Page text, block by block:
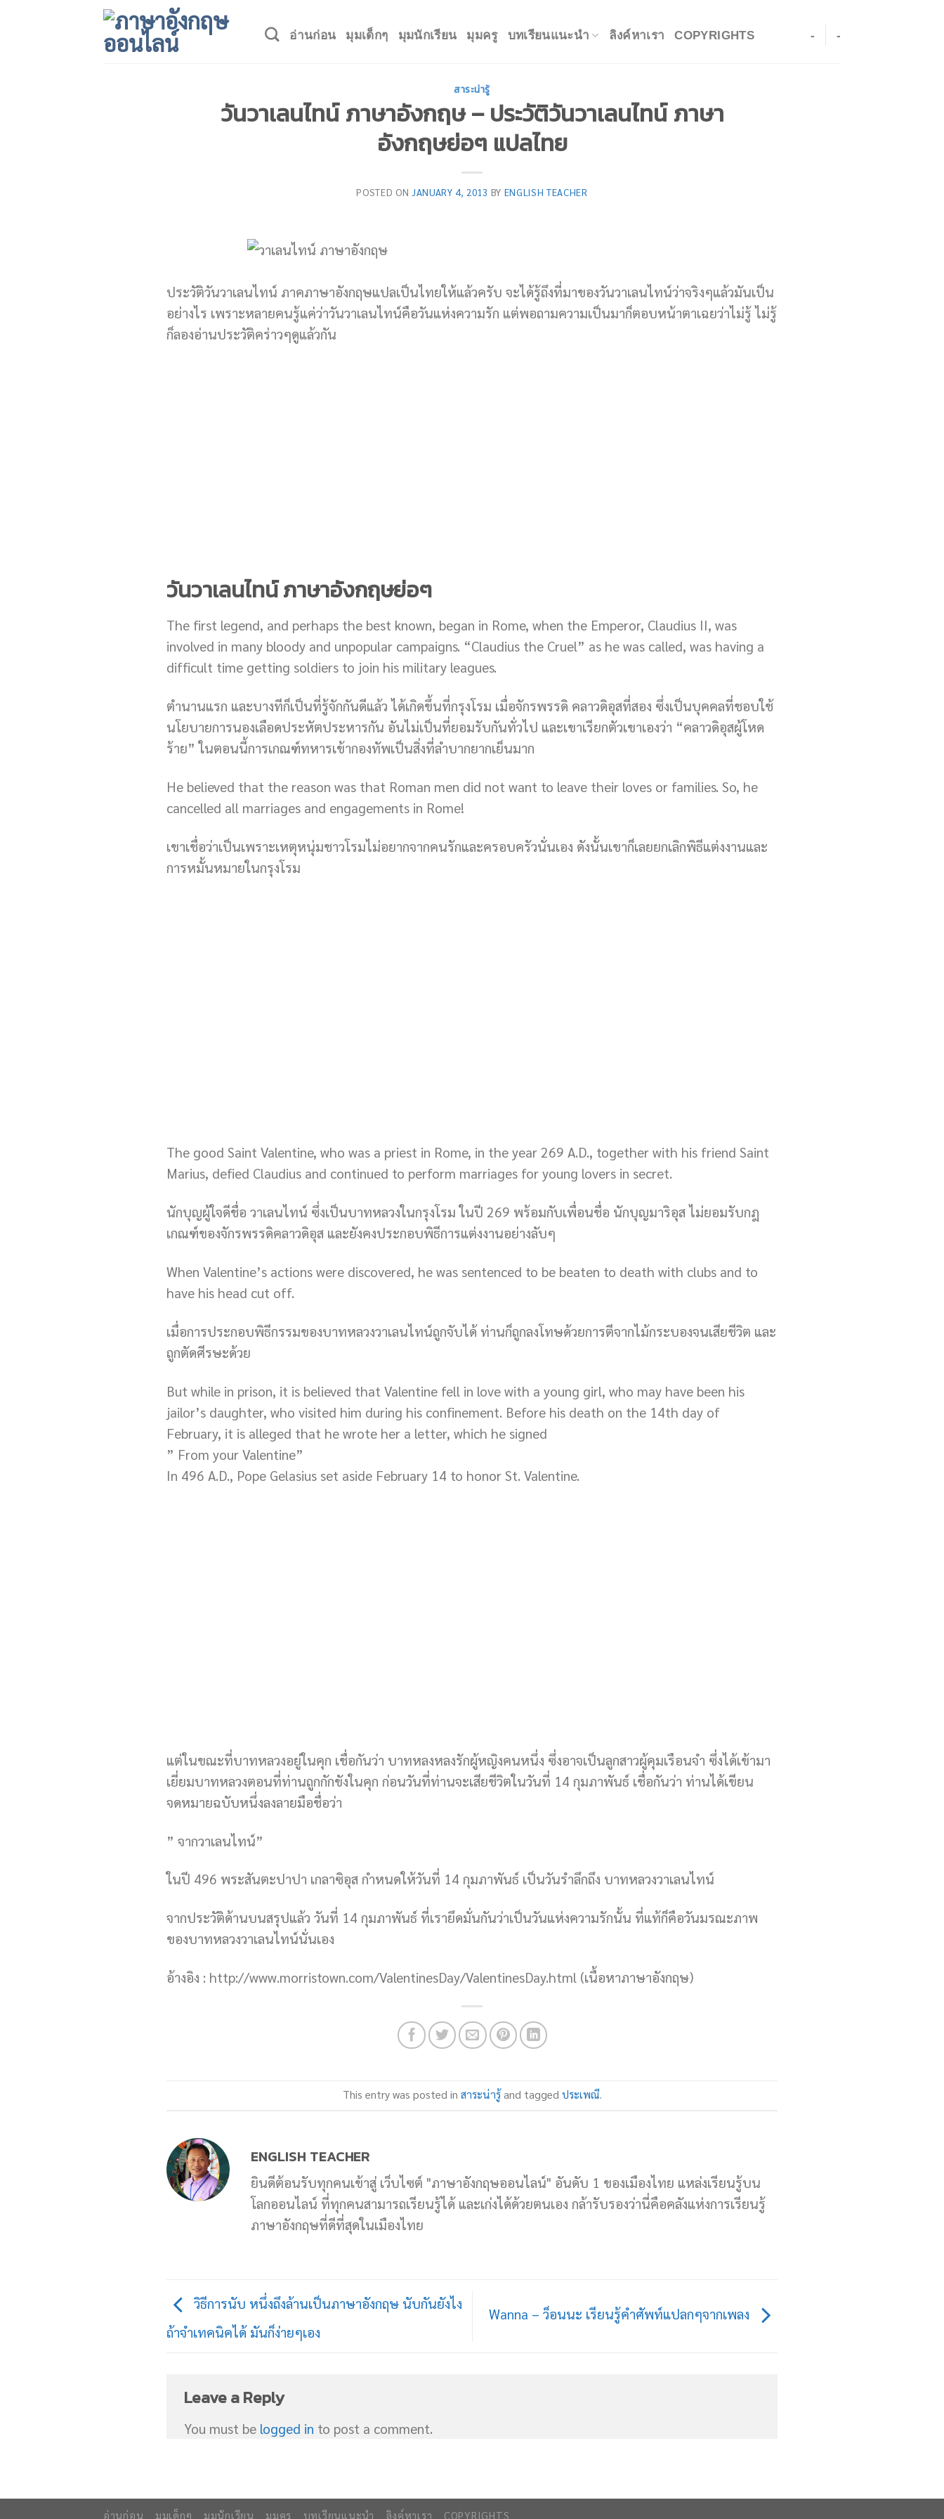
อ่านก่อน มุมเด็กๆ มุมนักเรียน มุมครู บทเรียนแนะนำ ลิงค์หาเรา COPYRIGHTS - -
สาระน่ารู้
วันวาเลนไทน์ ภาษาอังกฤษ – ประวัติวันวาเลนไทน์ ภาษา
อังกฤษย่อๆ แปลไทย
POSTED ON JANUARY 4, 2013 BY ENGLISH TEACHER
ประวัติวันวาเลนไทน์ ภาคภาษาอังกฤษแปลเป็นไทยให้แล้วครับ จะได้รู้ถึงที่มาของวันวาเลนไทน์ว่าจริงๆแล้วมันเป็น
อย่างไร เพราะหลายคนรู้แค่ว่าวันวาเลนไทน์คือวันแห่งความรัก แต่พอถามความเป็นมาก็ตอบหน้าตาเฉยว่าไม่รู้ ไม่รู้
ก็ลองอ่านประวัติคร่าวๆดูแล้วกัน
วันวาเลนไทน์ ภาษาอังกฤษย่อๆ
The first legend, and perhaps the best known, began in Rome, when the Emperor, Claudius II, was
involved in many bloody and unpopular campaigns. “Claudius the Cruel” as he was called, was having a
difficult time getting soldiers to join his military leagues.
ตำนานแรก และบางทีก็เป็นที่รู้จักกันดีแล้ว ได้เกิดขึ้นที่กรุงโรม เมื่อจักรพรรดิ คลาวดิอุสที่สอง ซึ่งเป็นบุคคลที่ชอบใช้
นโยบายการนองเลือดประหัตประหารกัน อันไม่เป็นที่ยอมรับกันทั่วไป และเขาเรียกตัวเขาเองว่า “คลาวดิอุสผู้โหด
ร้าย” ในตอนนี้การเกณฑ์ทหารเข้ากองทัพเป็นสิ่งที่ลำบากยากเย็นมาก
He believed that the reason was that Roman men did not want to leave their loves or families. So, he
cancelled all marriages and engagements in Rome!
เขาเชื่อว่าเป็นเพราะเหตุหนุ่มชาวโรมไม่อยากจากคนรักและครอบครัวนั่นเอง ดังนั้นเขาก็เลยยกเลิกพิธีแต่งงานและ
การหมั้นหมายในกรุงโรม
The good Saint Valentine, who was a priest in Rome, in the year 269 A.D., together with his friend Saint
Marius, defied Claudius and continued to perform marriages for young lovers in secret.
นักบุญผู้ใจดีชื่อ วาเลนไทน์ ซึ่งเป็นบาทหลวงในกรุงโรม ในปี 269 พร้อมกับเพื่อนชื่อ นักบุญมาริอุส ไม่ยอมรับกฎ
เกณฑ์ของจักรพรรดิคลาวดิอุส และยังคงประกอบพิธีการแต่งงานอย่างลับๆ
When Valentine’s actions were discovered, he was sentenced to be beaten to death with clubs and to
have his head cut off.
เมื่อการประกอบพิธีกรรมของบาทหลวงวาเลนไทน์ถูกจับได้ ท่านก็ถูกลงโทษด้วยการตีจากไม้กระบองจนเสียชีวิต และ
ถูกตัดศีรษะด้วย
But while in prison, it is believed that Valentine fell in love with a young girl, who may have been his
jailor’s daughter, who visited him during his confinement. Before his death on the 14th day of
February, it is alleged that he wrote her a letter, which he signed
” From your Valentine”
In 496 A.D., Pope Gelasius set aside February 14 to honor St. Valentine.
แต่ในขณะที่บาทหลวงอยู่ในคุก เชื่อกันว่า บาทหลงหลงรักผู้หญิงคนหนึ่ง ซึ่งอาจเป็นลูกสาวผู้คุมเรือนจำ ซึ่งได้เข้ามา
เยี่ยมบาทหลวงตอนที่ท่านถูกกักขังในคุก ก่อนวันที่ท่านจะเสียชีวิตในวันที่ 14 กุมภาพันธ์ เชื่อกันว่า ท่านได้เขียน
จดหมายฉบับหนึ่งลงลายมือชื่อว่า
” จากวาเลนไทน์”
ในปี 496 พระสันตะปาปา เกลาซิอุส กำหนดให้วันที่ 14 กุมภาพันธ์ เป็นวันรำลึกถึง บาทหลวงวาเลนไทน์
จากประวัติด้านบนสรุปแล้ว วันที่ 14 กุมภาพันธ์ ที่เรายึดมั่นกันว่าเป็นวันแห่งความรักนั้น ที่แท้ก็คือวันมรณะภาพ
ของบาทหลวงวาเลนไทน์นั่นเอง
อ้างอิง : http://www.morristown.com/ValentinesDay/ValentinesDay.html (เนื้อหาภาษาอังกฤษ)
This entry was posted in สาระน่ารู้and tagged ประเพณี.
ENGLISH TEACHER
ยินดีต้อนรับทุกคนเข้าสู่ เว็บไซต์ "ภาษาอังกฤษออนไลน์" อันดับ 1 ของเมืองไทย แหล่งเรียนรู้บน
โลกออนไลน์ ที่ทุกคนสามารถเรียนรู้ได้ และเก่งได้ด้วยตนเอง กล้ารับรองว่านี่คือคลังแห่งการเรียนรู้
ภาษาอังกฤษที่ดีที่สุดในเมืองไทย
วิธีการนับ หนึ่งถึงล้านเป็นภาษาอังกฤษ นับกันยังไง
ถ้าจำเทคนิคได้ มันก็ง่ายๆเอง
Wanna – ว็อนนะ เรียนรู้คำศัพท์แปลกๆจากเพลง
Leave a Reply
You must be logged in to post a comment.
อ่านก่อน มุมเด็กๆ มุมนักเรียน มุมครู บทเรียนแนะนำ ลิงค์หาเรา COPYRIGHTS